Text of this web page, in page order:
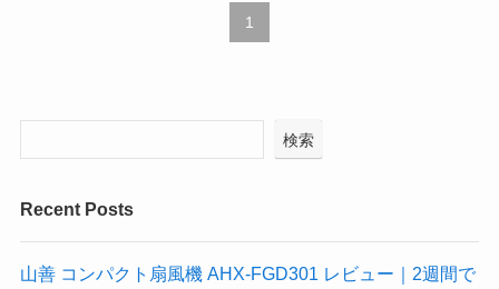
1
検索
Recent Posts
山善 コンパクト扇風機 AHX-FGD301 レビュー｜2週間で